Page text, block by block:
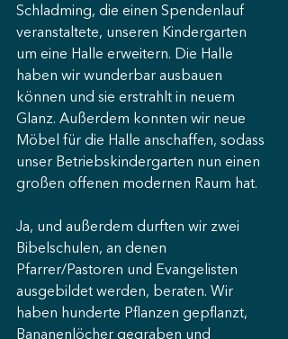
Schladming, die einen Spendenlauf
veranstaltete, unseren Kindergarten
um eine Halle erweitern. Die Halle
haben wir wunderbar ausbauen
können und sie erstrahlt in neuem
Glanz. Außerdem konnten wir neue
Möbel für die Halle anschaffen, sodass
unser Betriebskindergarten nun einen
großen offenen modernen Raum hat.
Ja, und außerdem durften wir zwei
Bibelschulen, an denen
Pfarrer/Pastoren und Evangelisten
ausgebildet werden, beraten. Wir
haben hunderte Pflanzen gepflanzt,
Bananenlöcher gegraben und